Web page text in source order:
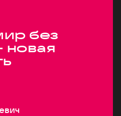
без
новая